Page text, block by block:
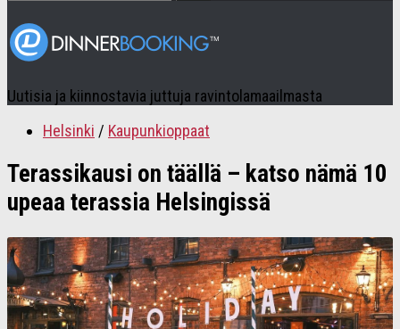
Uutisia ja kiinnostavia juttuja ravintolamaailmasta
Helsinki / Kaupunkioppaat
Terassikausi on täällä – katso nämä 10
upeaa terassia Helsingissä